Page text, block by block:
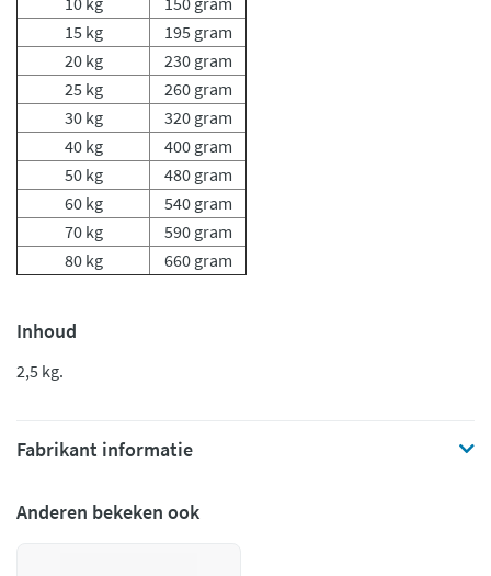
15 kg
195 gram
20 kg
230 gram
25 kg
260 gram
30 kg
320 gram
40 kg
400 gram
50 kg
480 gram
60 kg
540 gram
70 kg
590 gram
80 kg
660 gram
Inhoud
2,5 kg.
Fabrikant informatie
Anderen bekeken ook